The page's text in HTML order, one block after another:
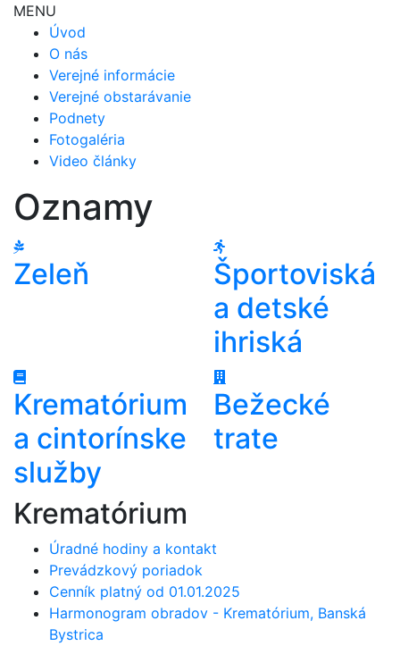
MENU
Úvod
O nás
Verejné informácie
Verejné obstarávanie
Podnety
Fotogaléria
Video články
Oznamy
Zeleň
Športoviská
a detské
ihriská
Krematórium
a cintorínske
služby
Bežecké
trate
Krematórium
Úradné hodiny a kontakt
Prevádzkový poriadok
Cenník platný od 01.01.2025
Harmonogram obradov - Krematórium, Banská
Bystrica